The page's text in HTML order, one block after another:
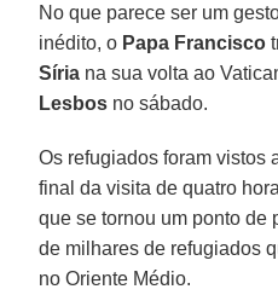
No que parece ser um
inédito, o Papa Francisco
Síria na sua volta ao
Lesbos no sábado.
Os refugiados foram vistos
final da visita de quatro
que se tornou um ponto de
de milhares de refugiados
no Oriente Médio.